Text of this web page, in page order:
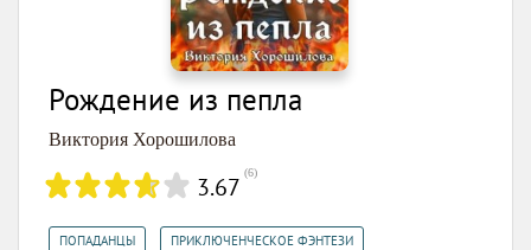
Рождение из пепла
Виктория Хорошилова
3.67 (6)
ПОПАДАНЦЫ ПРИКЛЮЧЕНЧЕСКОЕ ФЭНТЕЗИ